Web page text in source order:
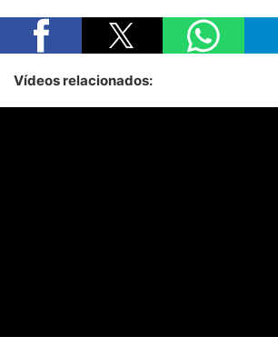
Vídeos relacionados: